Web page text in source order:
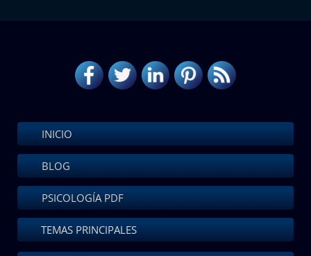
INICIO
BLOG
PSICOLOGÍA PDF
TEMAS PRINCIPALES